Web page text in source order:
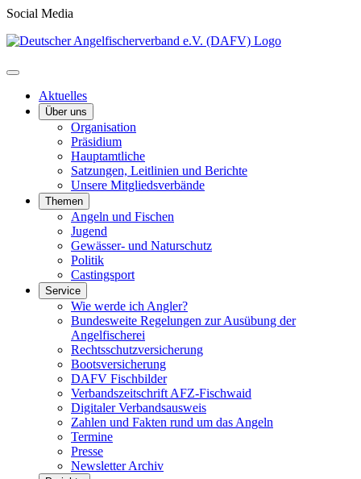
Social Media
Aktuelles
Über uns
Organisation
Präsidium
Hauptamtliche
Satzungen, Leitlinien und Berichte
Unsere Mitgliedsverbände
Themen
Angeln und Fischen
Jugend
Gewässer- und Naturschutz
Politik
Castingsport
Service
Wie werde ich Angler?
Bundesweite Regelungen zur Ausübung der
Angelfischerei
Rechtsschutzversicherung
Bootsversicherung
DAFV Fischbilder
Verbandszeitschrift AFZ-Fischwaid
Digitaler Verbandsausweis
Zahlen und Fakten rund um das Angeln
Termine
Presse
Newsletter Archiv